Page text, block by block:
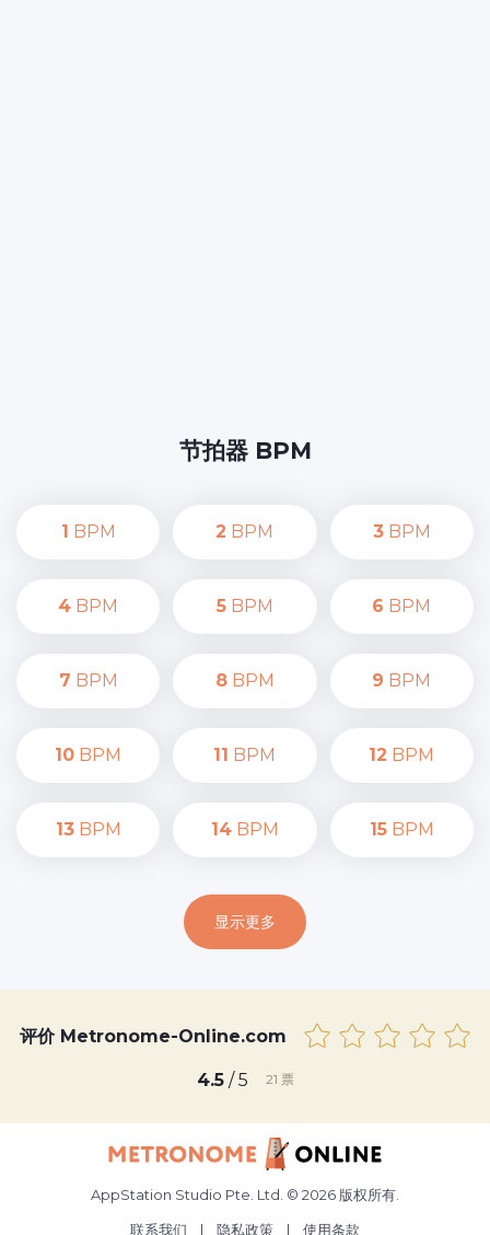
节拍器 BPM
1 BPM 2 BPM 3BPM
4 BPM 5BPM 6 BPM
7 BPM 8BPM 9 BPM
10 BPM 11 BPM 12 BPM
13BPM 14BPM 15BPM
显示更多
评价 Metronome-Online.com
4.5/ 5 21 票
AppStation Studio Pte. Ltd. © 2026 版权所有.
联系我们
| 隐私政策 | 使用条款